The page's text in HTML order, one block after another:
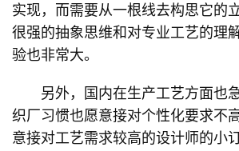
实现，而需要从一根线去构思它的
很强的抽象思维和对专业工艺的理
验也非常大。
另外，国内在生产工艺方面也
织厂习惯也愿意接对个性化要求不
意接对工艺需求较高的设计师的小